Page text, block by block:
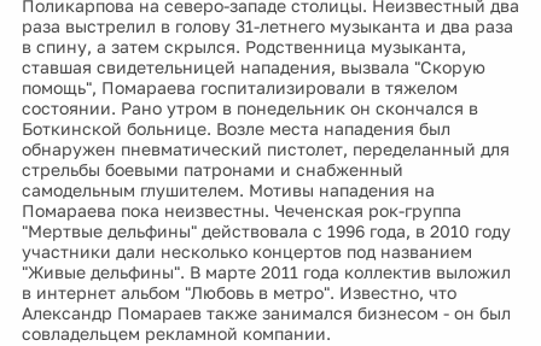
Поликарпова на северо-западе столицы. Неизвестный два
раза выстрелил в голову 31-летнего музыканта и два раза
в спину, а затем скрылся. Родственница музыканта,
ставшая свидетельницей нападения, вызвала "Скорую
помощь", Помараева госпитализировали в тяжелом
состоянии. Рано утром в понедельник он скончался в
Боткинской больнице. Возле места нападения был
обнаружен пневматический пистолет, переделанный для
стрельбы боевыми патронами и снабженный
самодельным глушителем. Мотивы нападения на
Помараева пока неизвестны. Чеченская рок-группа
"Мертвые дельфины" действовала с 1996 года, в 2010 году
участники дали несколько концертов под названием
"Живые дельфины". В марте 2011 года коллектив выложил
в интернет альбом "Любовь в метро". Известно, что
Александр Помараев также занимался бизнесом - он был
совладельцем рекламной компании.